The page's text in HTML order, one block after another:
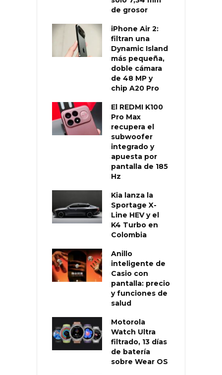
de grosor
iPhone Air 2:
filtran una
Dynamic Island
más pequeña,
doble cámara
de 48 MP y
chip A20 Pro
El REDMI K100
Pro Max
recupera el
subwoofer
integrado y
apuesta por
pantalla de 185
Hz
Kia lanza la
Sportage X-
Line HEV y el
K4 Turbo en
Colombia
Anillo
inteligente de
Casio con
pantalla: precio
y funciones de
salud
Motorola
Watch Ultra
filtrado, 13 días
de batería
sobre Wear OS